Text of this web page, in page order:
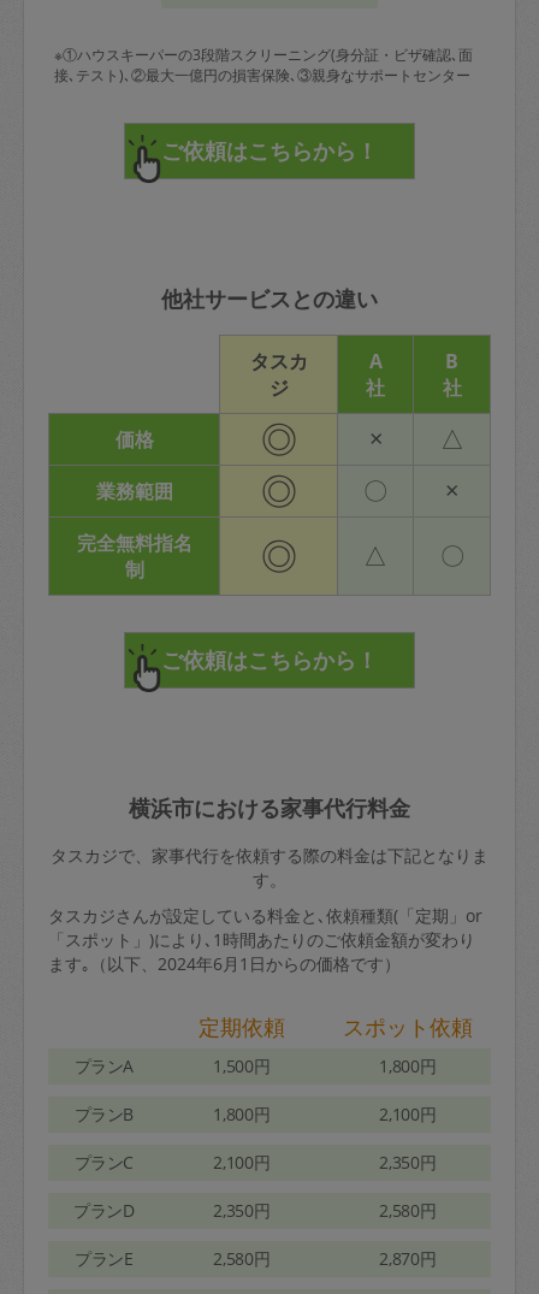
※①ハウスキーパーの3段階スクリーニング(身分証・ビザ確認､面
接､テスト)､②最大一億円の損害保険､③親身なサポートセンター
他社サービスとの違い
タスカ
ジ
A
社
B
社
価格
◎ × △
業務範囲 ◎ 〇 ×
完全無料指名
制
◎ △ 〇
横浜市における家事代行料金
タスカジで、家事代行を依頼する際の料金は下記となりま
す。
タスカジさんが設定している料金と､依頼種類(「定期」or
「スポット」)により､1時間あたりのご依頼金額が変わり
ます｡（以下、2024年6月1日からの価格です）
定期依頼 スポット依頼
プランA 1,500円 1,800円
プランB 1,800円 2,100円
プランC 2,100円 2,350円
プランD 2,350円 2,580円
プランE 2,580円 2,870円